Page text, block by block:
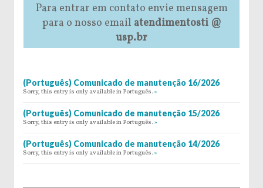
Para entrar em contato envie mensagem
para o nosso email atendimentosti @
usp.br
(Português) Comunicado de manutenção 16/2026
Sorry, this entry is only available in Português. »
(Português) Comunicado de manutenção 15/2026
Sorry, this entry is only available in Português. »
(Português) Comunicado de manutenção 14/2026
Sorry, this entry is only available in Português. »